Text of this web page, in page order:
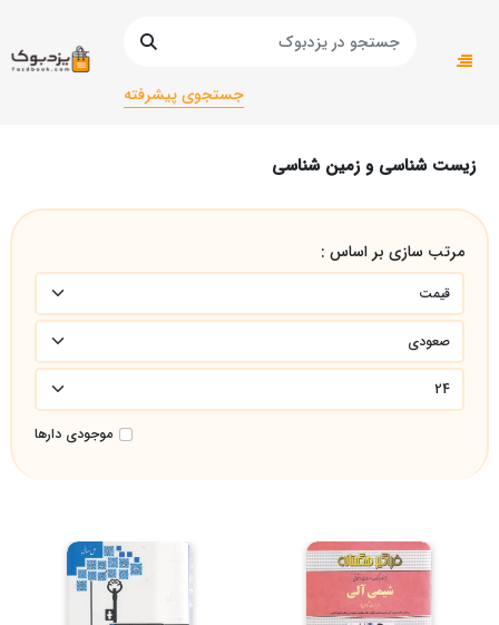
جستجوی پیشرفته
صفحه اصلی
زیست شناسی و زمین شناسی
مرتب سازی بر اساس :
موجودی دارها